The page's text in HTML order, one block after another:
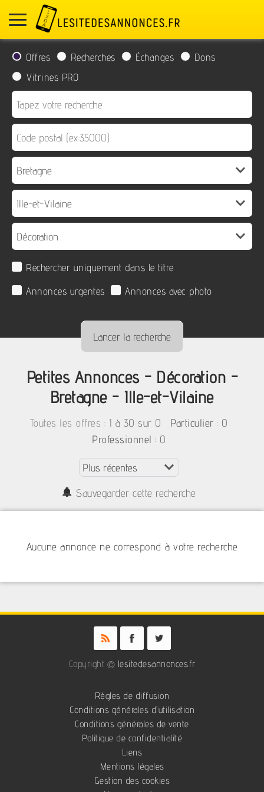
Offres Recherches Échanges
Dons
Vitrines PRO
Rechercher uniquement dans le titre
Annonces urgentes
Annonces avec photo
Petites Annonces - Décoration -
Bretagne - Ille-et-Vilaine
Toutes les offres : 1 à 30 sur 0 Particulier : 0
Professionnel : 0
Sauvegarder cette recherche
Aucune annonce ne correspond à votre recherche
Copyright © lesitedesannonces.fr
Règles de diffusion
Conditions générales d'utilisation
Conditions générales de vente
Politique de confidentialité
Liens
Mentions légales
Gestion des cookies